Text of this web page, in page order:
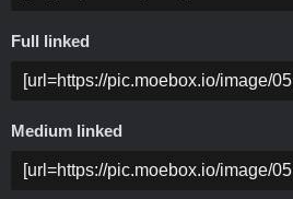
Full linked
Medium linked